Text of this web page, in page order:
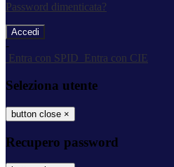
Password dimenticata?
-
Entra con SPID
Entra con CIE
Seleziona utente
button close ×
Recupero password